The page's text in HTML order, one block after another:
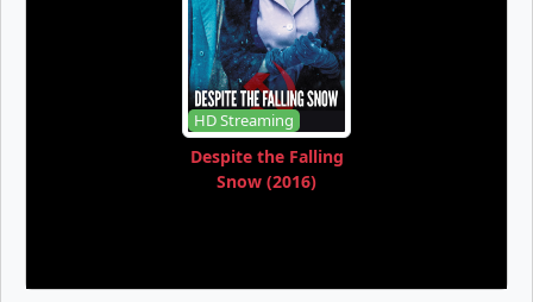
HD Streaming
Despite the Falling
Snow (2016)